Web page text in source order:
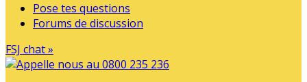
Pose tes questions
Forums de discussion
FSJ chat »